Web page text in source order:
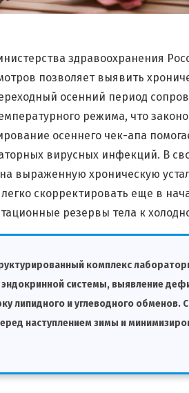
здравоохранения
позволяет выявить
осенний период
режима, что
осеннего чек-апа
вирусных инфекций. В
выраженную хроническую
скорректировать еще в
резервы тела к
комплекс
системы, выявление
липидного и углеводного обменов.
наступлением зимы и